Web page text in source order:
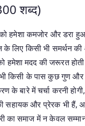
शब्द)
हमेशा कमजोर और डरा
लिए किसी भी समर्थन
हमेशा मदद की जरूरत
किसी के पास कुछ गुण और
के बारे में चर्चा करनी
सहायक और प्रेरक भी हैं,
समाज में न केवल सम्मान